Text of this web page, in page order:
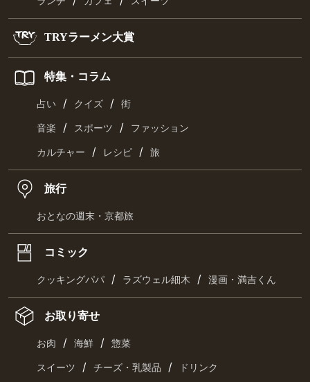
TRYラーメン大賞
特集・コラム
占い / クイズ / 街
音楽 / スポーツ / ファッション
カルチャー / レシピ / 旅
旅行
おとなの週末・京都旅
コミック
クッキングパパ / ラズウェル細木 / 漫画・満吉くん
お取り寄せ
お肉 / 海鮮 / 惣菜
スイーツ / チーズ・乳製品 / ドリンク